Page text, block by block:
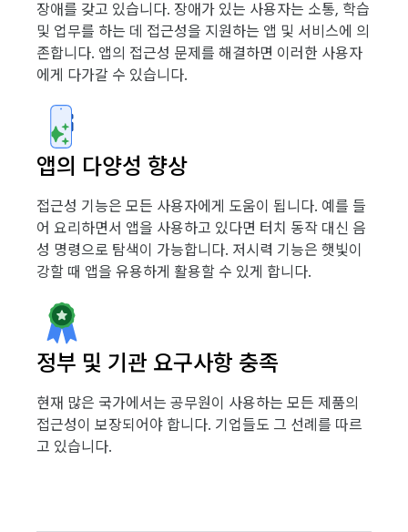
장애를 갖고 있습니다. 장애가 있는 사용자는 소통, 학습
및 업무를 하는 데 접근성을 지원하는 앱 및 서비스에 의
존합니다. 앱의 접근성 문제를 해결하면 이러한 사용자
에게 다가갈 수 있습니다.
앱의 다양성 향상
접근성 기능은 모든 사용자에게 도움이 됩니다. 예를 들
어 요리하면서 앱을 사용하고 있다면 터치 동작 대신 음
성 명령으로 탐색이 가능합니다. 저시력 기능은 햇빛이
강할 때 앱을 유용하게 활용할 수 있게 합니다.
정부 및 기관 요구사항 충족
현재 많은 국가에서는 공무원이 사용하는 모든 제품의
접근성이 보장되어야 합니다. 기업들도 그 선례를 따르
고 있습니다.